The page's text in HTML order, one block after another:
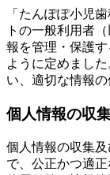
「たんぽぽ小児
トの一般利用者
報を管理・保護
ように定めまし
い、適切な情報の
個人情報の収
個人情報の収集
で、公正かつ適